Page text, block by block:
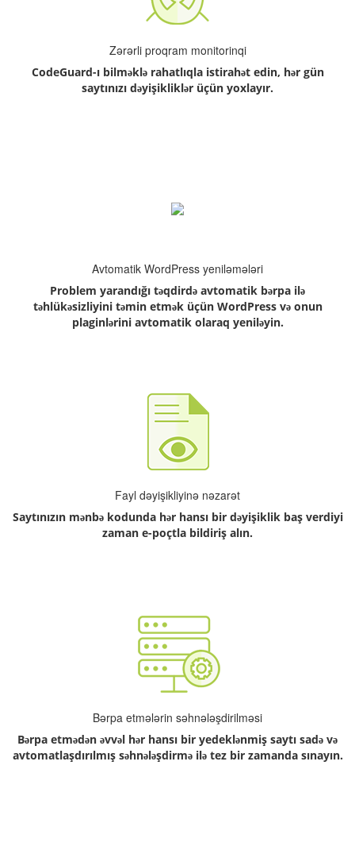
Zərərli proqram monitorinqi
CodeGuard-ı bilməklə rahatlıqla istirahət edin, hər gün
saytınızı dəyişikliklər üçün yoxlayır.
Avtomatik WordPress yeniləmələri
Problem yarandığı təqdirdə avtomatik bərpa ilə
təhlükəsizliyini təmin etmək üçün WordPress və onun
plaginlərini avtomatik olaraq yeniləyin.
Fayl dəyişikliyinə nəzarət
Saytınızın mənbə kodunda hər hansı bir dəyişiklik baş verdiyi
zaman e-poçtla bildiriş alın.
Bərpa etmələrin səhnələşdirilməsi
Bərpa etmədən əvvəl hər hansı bir yedeklənmiş saytı sadə və
avtomatlaşdırılmış səhnələşdirmə ilə tez bir zamanda sınayın.